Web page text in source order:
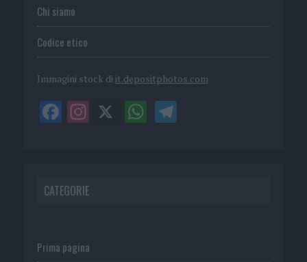
Chi siamo
Codice etico
Immagini stock di it.depositphotos.com
CATEGORIE
Prima pagina